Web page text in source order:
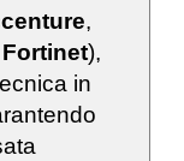
,
Fortinet),
in